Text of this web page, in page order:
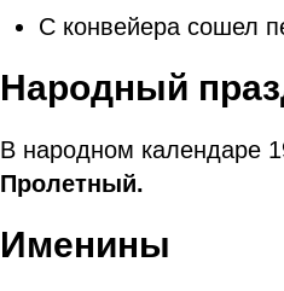
С конвейера сошел
Народный
В народном календаре
Пролетный.
Именины